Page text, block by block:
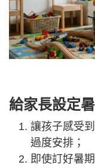
給家長設定
讓孩子感受
過度安排；
即使訂好暑